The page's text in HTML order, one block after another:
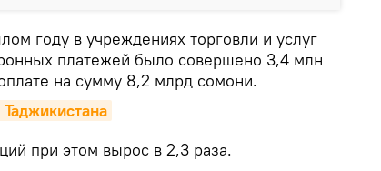
году в учреждениях торговли и услуг
платежей было совершено 3,4 млн
на сумму 8,2 млрд сомони.
при этом вырос в 2,3 раза.